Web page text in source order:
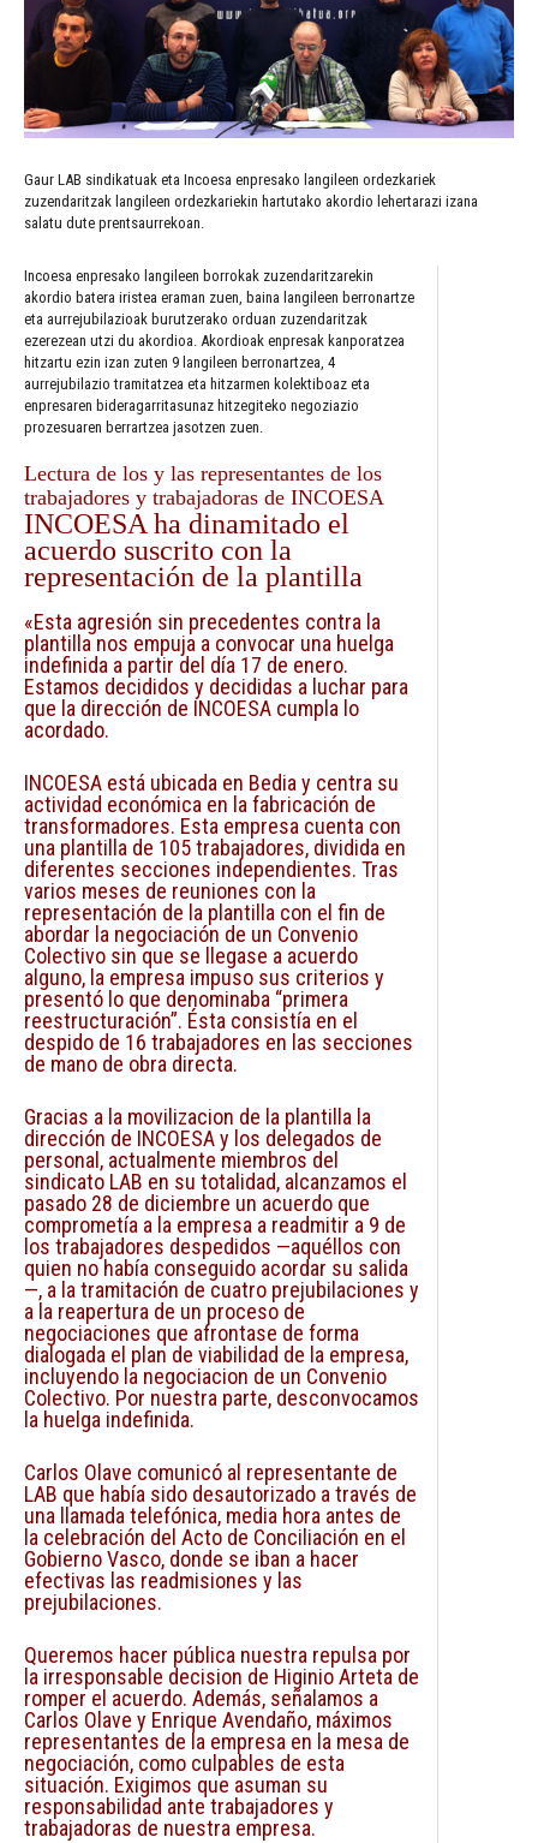
Gaur LAB sindikatuak eta Incoesa enpresako langileen ordezkariek
zuzendaritzak langileen ordezkariekin hartutako akordio lehertarazi izana
salatu dute prentsaurrekoan.
Incoesa enpresako langileen borrokak zuzendaritzarekin
akordio batera iristea eraman zuen, baina langileen berronartze
eta aurrejubilazioak burutzerako orduan zuzendaritzak
ezerezean utzi du akordioa. Akordioak enpresak kanporatzea
hitzartu ezin izan zuten 9 langileen berronartzea, 4
aurrejubilazio tramitatzea eta hitzarmen kolektiboaz eta
enpresaren bideragarritasunaz hitzegiteko negoziazio
prozesuaren berrartzea jasotzen zuen.
Lectura de los y las representantes de los
trabajadores y trabajadoras de INCOESA
INCOESA ha dinamitado el
acuerdo suscrito con la
representación de la plantilla
«Esta agresión sin precedentes contra la
plantilla nos empuja a convocar una huelga
indefinida a partir del día 17 de enero.
Estamos decididos y decididas a luchar para
que la dirección de INCOESA cumpla lo
acordado.
INCOESA está ubicada en Bedia y centra su
actividad económica en la fabricación de
transformadores. Esta empresa cuenta con
una plantilla de 105 trabajadores, dividida en
diferentes secciones independientes. Tras
varios meses de reuniones con la
representación de la plantilla con el fin de
abordar la negociación de un Convenio
Colectivo sin que se llegase a acuerdo
alguno, la empresa impuso sus criterios y
presentó lo que denominaba “primera
reestructuración”. Ésta consistía en el
despido de 16 trabajadores en las secciones
de mano de obra directa.
Gracias a la movilizacion de la plantilla la
dirección de INCOESA y los delegados de
personal, actualmente miembros del
sindicato LAB en su totalidad, alcanzamos el
pasado 28 de diciembre un acuerdo que
comprometía a la empresa a readmitir a 9 de
los trabajadores despedidos —aquéllos con
quien no había conseguido acordar su salida
—, a la tramitación de cuatro prejubilaciones y
a la reapertura de un proceso de
negociaciones que afrontase de forma
dialogada el plan de viabilidad de la empresa,
incluyendo la negociacion de un Convenio
Colectivo. Por nuestra parte, desconvocamos
la huelga indefinida.
Carlos Olave comunicó al representante de
LAB que había sido desautorizado a través de
una llamada telefónica, media hora antes de
la celebración del Acto de Conciliación en el
Gobierno Vasco, donde se iban a hacer
efectivas las readmisiones y las
prejubilaciones.
Queremos hacer pública nuestra repulsa por
la irresponsable decision de Higinio Arteta de
romper el acuerdo. Además, señalamos a
Carlos Olave y Enrique Avendaño, máximos
representantes de la empresa en la mesa de
negociación, como culpables de esta
situación. Exigimos que asuman su
responsabilidad ante trabajadores y
trabajadoras de nuestra empresa.